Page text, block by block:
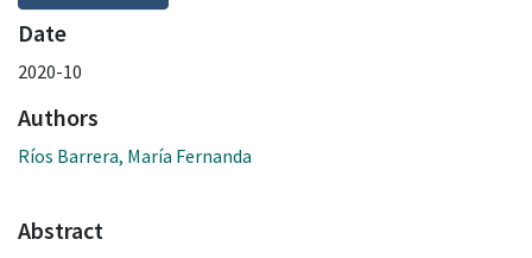
Date
2020-10
Authors
Ríos Barrera, María Fernanda
Abstract